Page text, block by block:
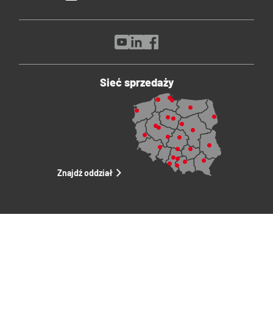
Sieć sprzedaży
Znajdź oddział